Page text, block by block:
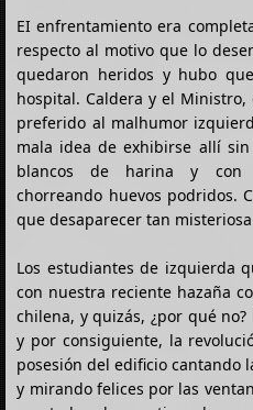
EI enfrentamiento era
respecto al motivo que lo
quedaron heridos y hubo
hospital. Caldera y el
preferido al malhumor
mala idea de exhibirse allí
blancos de harina y con
chorreando huevos podridos.
que desaparecer tan
Los estudiantes de izquierda
con nuestra reciente hazaña
chilena, y quizás, ¿por qué
y por consiguiente, la
posesión del edificio cantando
y mirando felices por las